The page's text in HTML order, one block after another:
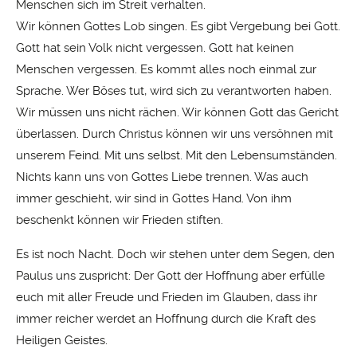
Menschen sich im Streit verhalten.
Wir können Gottes Lob singen. Es gibt Vergebung bei Gott.
Gott hat sein Volk nicht vergessen. Gott hat keinen
Menschen vergessen. Es kommt alles noch einmal zur
Sprache. Wer Böses tut, wird sich zu verantworten haben.
Wir müssen uns nicht rächen. Wir können Gott das Gericht
überlassen. Durch Christus können wir uns versöhnen mit
unserem Feind. Mit uns selbst. Mit den Lebensumständen.
Nichts kann uns von Gottes Liebe trennen. Was auch
immer geschieht, wir sind in Gottes Hand. Von ihm
beschenkt können wir Frieden stiften.
Es ist noch Nacht. Doch wir stehen unter dem Segen, den
Paulus uns zuspricht: Der Gott der Hoffnung aber erfülle
euch mit aller Freude und Frieden im Glauben, dass ihr
immer reicher werdet an Hoffnung durch die Kraft des
Heiligen Geistes.